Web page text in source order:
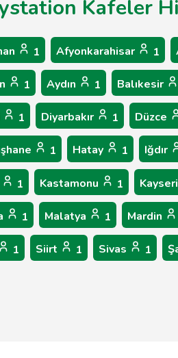
Kafeler
1 Afyonkarahisar 1
1 Aydın 1 Balıkesir
1 Diyarbakır 1 Düzce
1 Hatay 1 Iğdır
1 Kastamonu 1 Kayseri
1 Malatya 1 Mardin
1 Siirt 1 Sivas 1